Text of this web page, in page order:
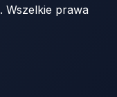
. Wszelkie prawa